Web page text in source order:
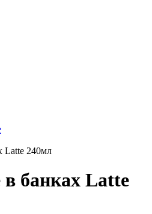
Latte 240мл
банках Latte